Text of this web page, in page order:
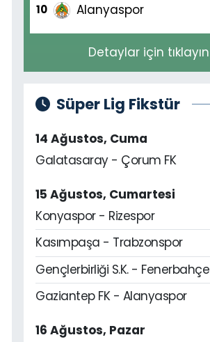
10 Alanyaspor
Detaylar için tıklayın
Süper Lig Fikstür
14 Ağustos, Cuma
Galatasaray - Çorum FK
15 Ağustos, Cumartesi
Konyaspor - Rizespor
Kasımpaşa - Trabzonspor
Gençlerbirliği S.K. - Fenerbahçe
Gaziantep FK - Alanyaspor
16 Ağustos, Pazar